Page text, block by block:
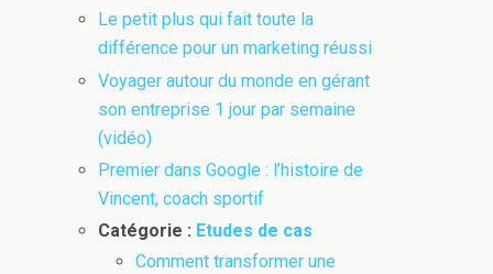
Le petit plus qui fait toute la
différence pour un marketing réussi
Voyager autour du monde en gérant
son entreprise 1 jour par semaine
(vidéo)
Premier dans Google : l’histoire de
Vincent, coach sportif
Catégorie : Etudes de cas
Comment transformer une